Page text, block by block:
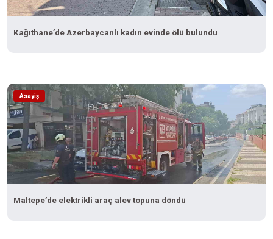
Kağıthane’de Azerbaycanlı kadın evinde ölü bulundu
Asayiş
Maltepe’de elektrikli araç alev topuna döndü